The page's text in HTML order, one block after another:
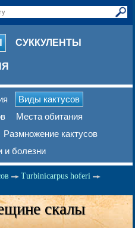
СУККУЛЕНТЫ
Виды кактусов
Места обитания
Размножение кактусов
и болезни
Turbinicarpus hoferi
скалы